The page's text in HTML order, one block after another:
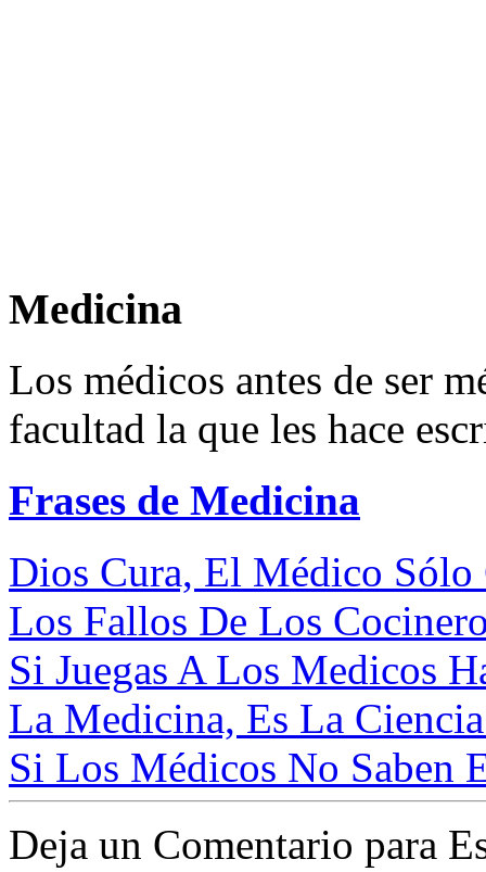
Medicina
Los médicos antes de ser
facultad la que les hace
Frases de Medicina
Dios Cura, El Médico Sólo
Los Fallos De Los
Si Juegas A Los Medicos
La Medicina, Es La
Si Los Médicos No Saben
Deja un Comentario para